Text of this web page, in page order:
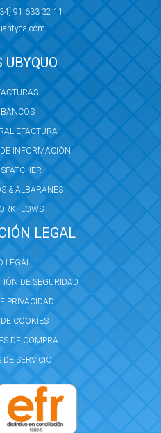
91 633 32 11
UBYQUO
EFACTURA
INFORMACIÓN
& ALBARANES
LEGAL
LEGAL
DE SEGURIDAD
PRIVACIDAD
COOKIES
DE COMPRA
SERVICIO